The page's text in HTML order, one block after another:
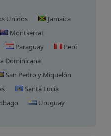
Unidos
Jamaica
Montserrat
Paraguay
Perú
Dominicana
San Pedro y Miquelón
Santa Lucía
Uruguay
en Islas